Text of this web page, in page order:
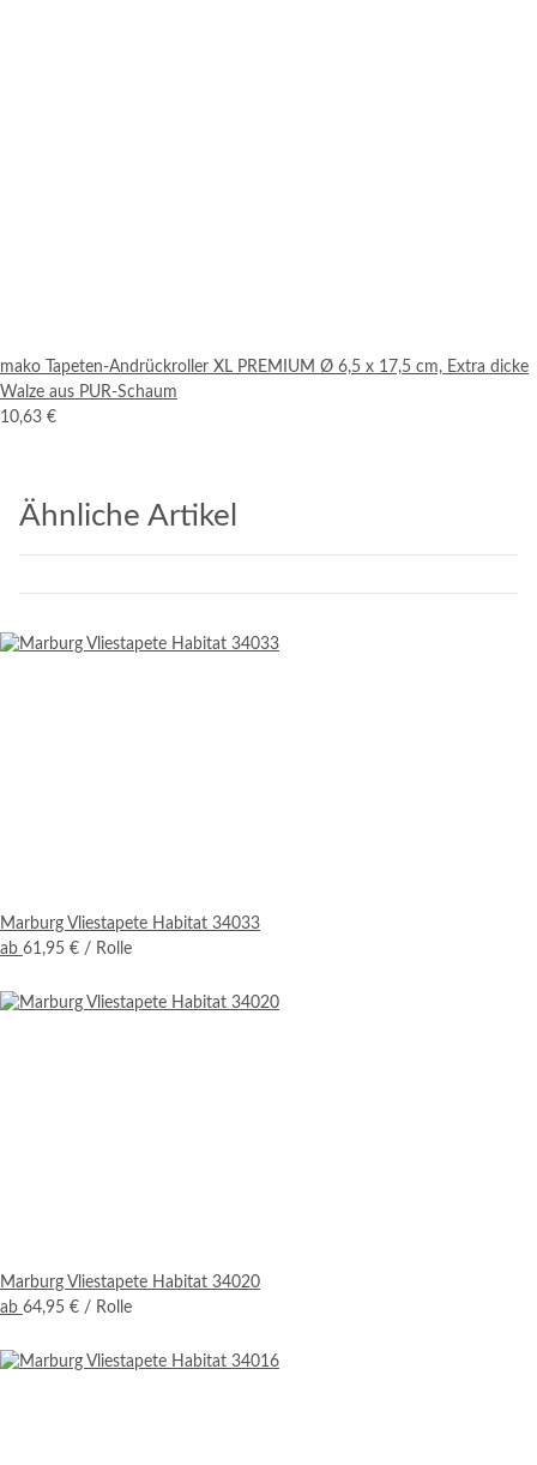
mako Tapeten-Andrückroller XL PREMIUM Ø 6,5 x 17,5 cm, Extra dicke
Walze aus PUR-Schaum
10,63 €
Ähnliche Artikel
Marburg Vliestapete Habitat 34033
ab 61,95 € / Rolle
Marburg Vliestapete Habitat 34020
ab 64,95 € / Rolle